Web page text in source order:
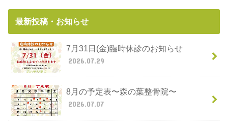
最新投稿・お知らせ
7月31日(金)臨時休診のお知らせ
2026.07.29
8月の予定表〜森の葉整骨院〜
2026.07.07